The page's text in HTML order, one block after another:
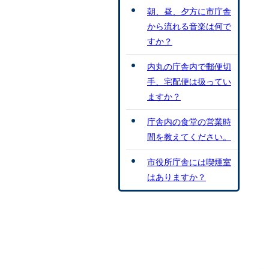
朝、昼、夕方に市庁舎
から流れる音楽は何で
すか？
内丸の庁舎内で郵便切
手、宅配便は扱ってい
ますか？
庁舎内の食堂の営業時
間を教えてください。
市役所庁舎には喫煙室
はありますか？